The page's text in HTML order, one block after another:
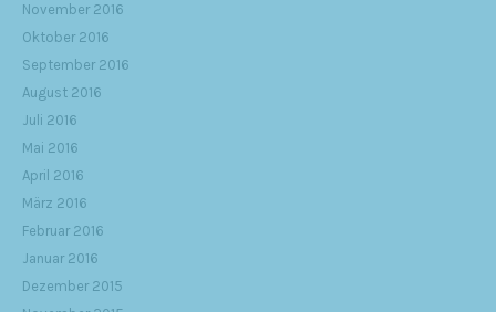
November 2016
Oktober 2016
September 2016
August 2016
Juli 2016
Mai 2016
April 2016
März 2016
Februar 2016
Januar 2016
Dezember 2015